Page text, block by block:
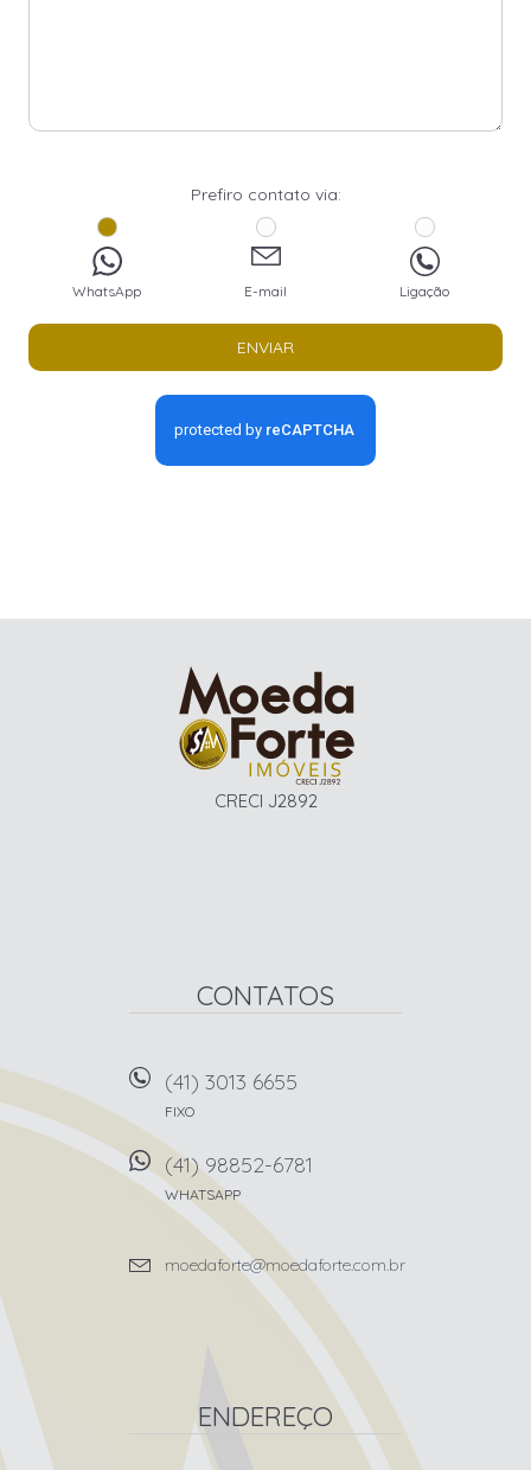
Prefiro contato via:
WhatsApp E-mail Ligação
ENVIAR
CRECI J2892
CONTATOS
(41) 3013 6655
FIXO
(41) 98852-6781
WHATSAPP
moedaforte@moedaforte.com.br
ENDEREÇO